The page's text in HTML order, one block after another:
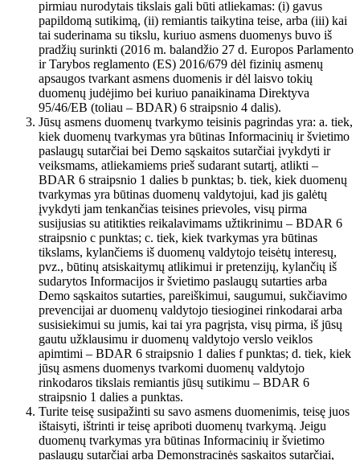
pirmiau nurodytais tikslais gali būti atliekamas: (i) gavus
papildomą sutikimą, (ii) remiantis taikytina teise, arba (iii) kai
tai suderinama su tikslu, kuriuo asmens duomenys buvo iš
pradžių surinkti (2016 m. balandžio 27 d. Europos Parlamento
ir Tarybos reglamento (ES) 2016/679 dėl fizinių asmenų
apsaugos tvarkant asmens duomenis ir dėl laisvo tokių
duomenų judėjimo bei kuriuo panaikinama Direktyva
95/46/EB (toliau – BDAR) 6 straipsnio 4 dalis).
Jūsų asmens duomenų tvarkymo teisinis pagrindas yra: a. tiek,
kiek duomenų tvarkymas yra būtinas Informacinių ir švietimo
paslaugų sutarčiai bei Demo sąskaitos sutarčiai įvykdyti ir
veiksmams, atliekamiems prieš sudarant sutartį, atlikti –
BDAR 6 straipsnio 1 dalies b punktas; b. tiek, kiek duomenų
tvarkymas yra būtinas duomenų valdytojui, kad jis galėtų
įvykdyti jam tenkančias teisines prievoles, visų pirma
susijusias su atitikties reikalavimams užtikrinimu – BDAR 6
straipsnio c punktas; c. tiek, kiek tvarkymas yra būtinas
tikslams, kylančiems iš duomenų valdytojo teisėtų interesų,
pvz., būtinų atsiskaitymų atlikimui ir pretenzijų, kylančių iš
sudarytos Informacijos ir švietimo paslaugų sutarties arba
Demo sąskaitos sutarties, pareiškimui, saugumui, sukčiavimo
prevencijai ar duomenų valdytojo tiesioginei rinkodarai arba
susisiekimui su jumis, kai tai yra pagrįsta, visų pirma, iš jūsų
gautu užklausimu ir duomenų valdytojo verslo veiklos
apimtimi – BDAR 6 straipsnio 1 dalies f punktas; d. tiek, kiek
jūsų asmens duomenys tvarkomi duomenų valdytojo
rinkodaros tikslais remiantis jūsų sutikimu – BDAR 6
straipsnio 1 dalies a punktas.
Turite teisę susipažinti su savo asmens duomenimis, teisę juos
ištaisyti, ištrinti ir teisę apriboti duomenų tvarkymą. Jeigu
duomenų tvarkymas yra būtinas Informacinių ir švietimo
paslaugų sutarčiai arba Demonstracinės sąskaitos sutarčiai,